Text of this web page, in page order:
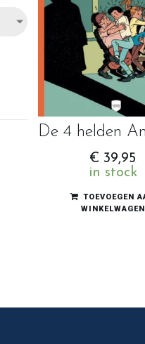
€ 39,95
in stock
TOEVOEGEN
WINKELWAGEN